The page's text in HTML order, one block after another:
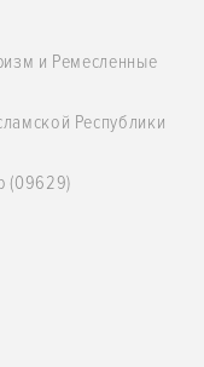
и Ремесленные
Республики
(09629)